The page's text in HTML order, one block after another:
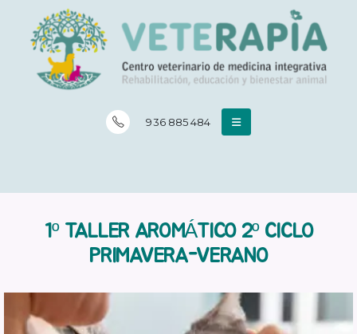
936 885 484
1º TALLER AROMÁTICO 2º CICLO
PRIMAVERA-VERANO